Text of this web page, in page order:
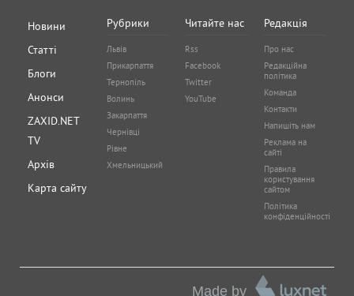
Новини
Статті
Блоги
Анонси
ZAXID.NET
TV
Архів
Карта сайту
Рубрики
Львів
Прикарпаття
Тернопіль
Волинь
Закарпаття
Чернівці
Рівне
Хмельницький
Читайте нас
Rss
Facebook
Twitter
YouTube
Редакція
Про нас
Редакційна
політика
Команда
Контакти
Напишіть нам
Реклама на
сайті
Правила
користування
сайтом
Політика
конфіденційності
Made by